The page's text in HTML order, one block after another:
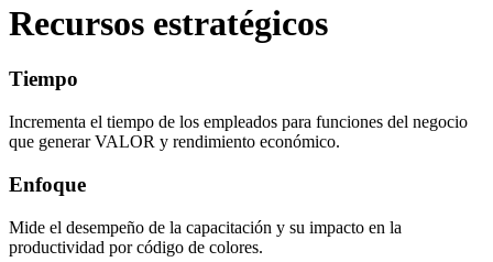
Recursos estratégicos
Tiempo
Incrementa el tiempo de los empleados para funciones del negocio
que generar VALOR y rendimiento económico.
Enfoque
Mide el desempeño de la capacitación y su impacto en la
productividad por código de colores.